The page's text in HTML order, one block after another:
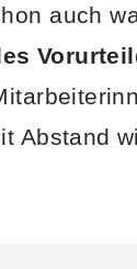
auch
Abstand